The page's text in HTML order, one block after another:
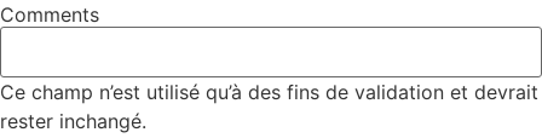
Comments
Ce champ n’est utilisé qu’à des fins de validation et devrait
rester inchangé.